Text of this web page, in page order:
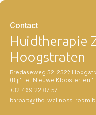
Contact
Huidtherapie
Hoogstraten
Bredaseweg 32, 2322
(Bij 'Het Nieuwe Klooster' en
+32 469 22 87 57
barbara@the-wellness-